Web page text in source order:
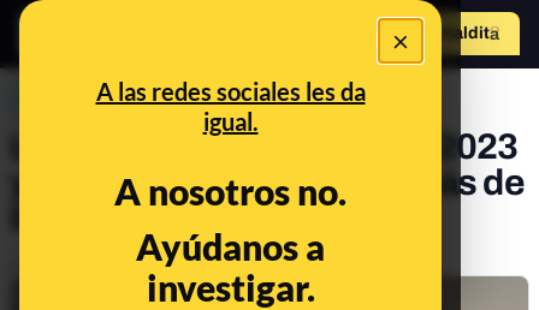
×
A las redes sociales les da
igual.
A nosotros no.
Ayúdanos a
investigar.
Hazte Maldito
PREBUNKING
La campaña de la renta de 2023
y el pago de 1.000 euros más de
IRPF: datos y contexto
Feb 8, 2024, 3:27:54 PM